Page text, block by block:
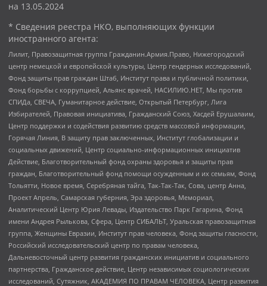
на 13.05.2024
* Сведения реестра НКО, выполняющих функции
иностранного агента:
Лилит, Правозащитная группа Гражданин.Армия.Право, Нижегородский
центр немецкой и европейской культуры, Центр гендерных исследований,
Фонд защиты прав граждан Штаб, Институт права и публичной политики,
Фонд борьбы с коррупцией, Альянс врачей, НАСИЛИЮ.НЕТ, Мы против
СПИДа, СВЕЧА, Гуманитарное действие, Открытый Петербург, Лига
Избирателей, Правовая инициатива, Гражданский Союз, Хасдей Ерушалаим,
Центр поддержки и содействия развитию средств массовой информации,
Горячая Линия, В защиту прав заключенных, Институт глобализации и
социальных движений, Центр социально-информационных инициатив
Действие, Благотворительный фонд охраны здоровья и защиты прав
граждан, Благотворительный фонд помощи осужденным и их семьям, Фонд
Тольятти, Новое время, Серебряная тайга, Так-Так-Так, Сова, центр Анна,
Проект Апрель, Самарская губерния, Эра здоровья, Мемориал,
Аналитический Центр Юрия Левады, Издательство Парк Гагарина, Фонд
имени Андрея Рылькова, Сфера, Центр СИБАЛЬТ, Уральская правозащитная
группа, Женщины Евразии, Институт прав человека, Фонд защиты гласности,
Российский исследовательский центр по правам человека,
Дальневосточный центр развития гражданских инициатив и социального
партнерства, Гражданское действие, Центр независимых социологических
исследований, Сутяжник, АКАДЕМИЯ ПО ПРАВАМ ЧЕЛОВЕКА, Центр развития